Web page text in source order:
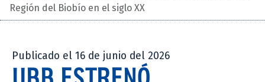
Región del Biobío en el siglo XX
Publicado el 16 de junio del 2026